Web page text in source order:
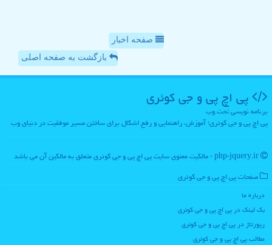
صفحه اخبار
بازگشت به صفحه اصلی
پی اچ پی و جی كوئری
برنامه نویسی تحت وب
پی اچ پی و جی کوئری؛ آموزش، راهنمایی و رفع اشکال برای ساختن مسیر موفقیت در دنیای وب
صفحات پی اچ پی و جی كوئری
درباره ما
بک لینک در پی اچ پی و جی كوئری
رپورتاژ در پی اچ پی و جی كوئری
مطالب پی اچ پی و جی كوئری